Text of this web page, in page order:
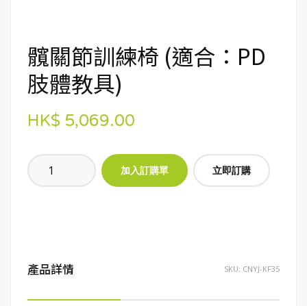
髖關節訓練椅 (適合：PD
肢體教具)
HK$ 5,069.00
立即訂購
產品詳情 SKU: CNYJ-KF35